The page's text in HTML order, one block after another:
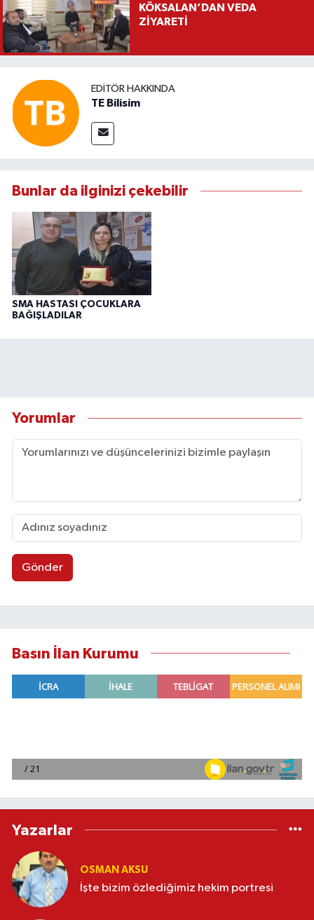
KÖKSALAN’DAN VEDA
ZİYARETİ
EDITÖR HAKKINDA
TE Bilisim
Bunlar da ilginizi çekebilir
SMA HASTASI ÇOCUKLARA
BAĞIŞLADILAR
Yorumlar
Gönder
Basın İlan Kurumu
Yazarlar
OSMAN AKSU
İşte bizim özlediğimiz hekim portresi